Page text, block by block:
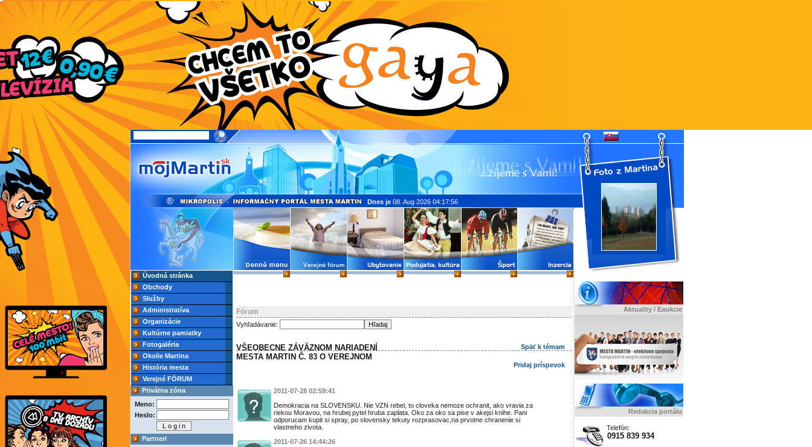
Úvodná stránka
Obchody
Služby
Administratíva
Organizácie
Kultúrne pamiatky
Fotogaléria
Okolie Martina
História mesta
Verejné FÓRUM
Privátna zóna
Meno:
Heslo:
Partneri
Aktuality / Eaukcie
Redakcia portálu
Telefón:
0915 839 934
Dnes je 08. Aug 2026 04:17:56
Fórum
Vyhľadávanie:
VŠEOBECNE ZÁVÄZNOM NARIADENÍ
MESTA MARTIN Č. 83 O VEREJNOM
Späť k témam
Pridaj príspevok
2011-07-28 02:59:41
Demokracia na SLOVENSKU. Nie VZN rebel, to cloveka nemoze ochranit, ako vravia za
riekou Moravou, na hrubej pytel hruba zaplata. Oko za oko sa pise v akejsi knihe. Pani
odporucam kupit si spray, po slovensky tekuty rozprasovac,na prvotne chranenie si
vlastneho zivota.
2011-07-26 14:44:26